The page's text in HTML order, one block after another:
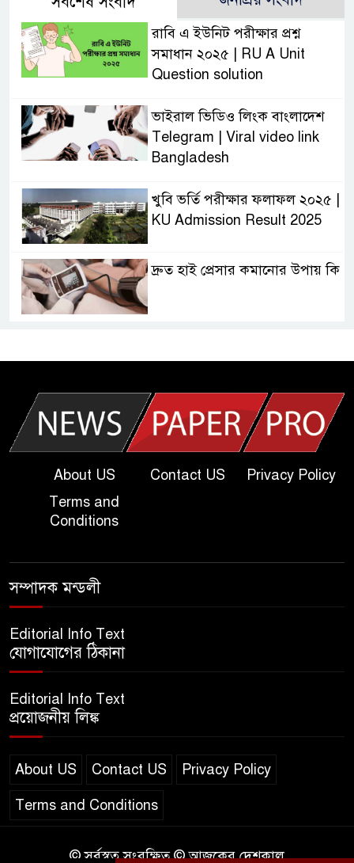
রাবি এ ইউনিট পরীক্ষার প্রশ্ন
সমাধান ২০২৫ | RU A Unit
Question solution
ভাইরাল ভিডিও লিংক বাংলাদেশ
Telegram | Viral video link
Bangladesh
খুবি ভর্তি পরীক্ষার ফলাফল ২০২৫ |
KU Admission Result 2025
দ্রুত হাই প্রেসার কমানোর উপায় কি
| Today Dakhil Exam
খুবি সি ইউনিট ভর্তি পরীক্ষার প্রশ্ন
২০২৫ | KU C Unit Admission
Question
Jannat Toha Video viral
About US Contact US
Privacy Policy
Terms and
Conditions
সম্পাদক মন্ডলী
Editorial Info Text
যোগাযোগের ঠিকানা
Editorial Info Text
প্রয়োজনীয় লিঙ্ক
About US Contact US Privacy Policy
Terms and Conditions
© সর্বস্বত্ব সংরক্ষিত © আজকের দেশকাল